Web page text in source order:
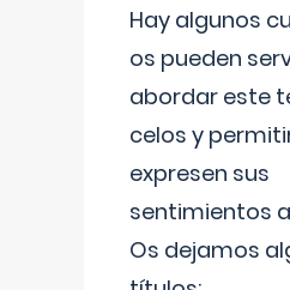
Hay algunos
os pueden
abordar este
celos y
expresen sus
sentimientos
Os dejamos